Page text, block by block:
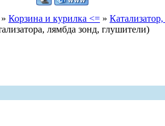
» Корзина и курилка <= »
лямбда зонд, глушители)